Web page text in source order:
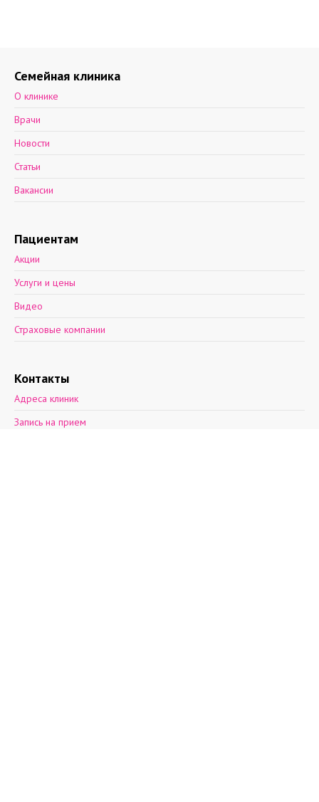
Семейная клиника
О клинике
Врачи
Новости
Статьи
Вакансии
Пациентам
Акции
Услуги и цены
Видео
Страховые компании
Контакты
Адреса клиник
Запись на прием